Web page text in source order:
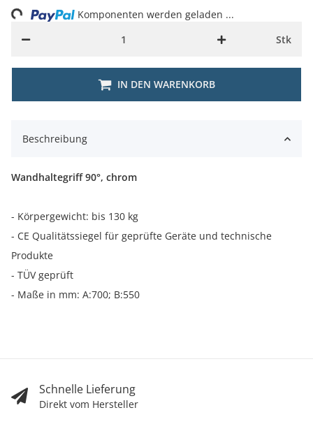
Stk
IN DEN WARENKORB
Komponenten werden geladen ...
Beschreibung
Wandhaltegriff 90°, chrom
- Körpergewicht: bis 130 kg
- CE Qualitätssiegel für geprüfte Geräte und technische
Produkte
- TÜV geprüft
- Maße in mm: A:700; B:550
Schnelle Lieferung
Direkt vom Hersteller